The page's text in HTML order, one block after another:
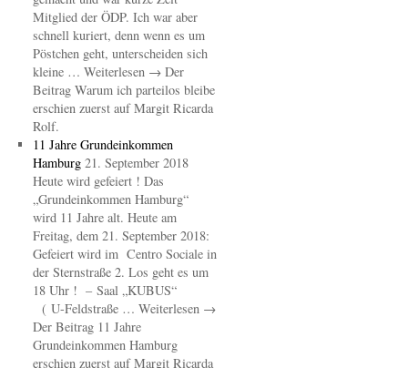
Mitglied der ÖDP. Ich war aber
schnell kuriert, denn wenn es um
Pöstchen geht, unterscheiden sich
kleine … Weiterlesen → Der
Beitrag Warum ich parteilos bleibe
erschien zuerst auf Margit Ricarda
Rolf.
11 Jahre Grundeinkommen
Hamburg 21. September 2018
Heute wird gefeiert ! Das
„Grundeinkommen Hamburg“
wird 11 Jahre alt. Heute am
Freitag, dem 21. September 2018:
Gefeiert wird im Centro Sociale in
der Sternstraße 2. Los geht es um
18 Uhr ! – Saal „KUBUS“
( U-Feldstraße … Weiterlesen →
Der Beitrag 11 Jahre
Grundeinkommen Hamburg
erschien zuerst auf Margit Ricarda